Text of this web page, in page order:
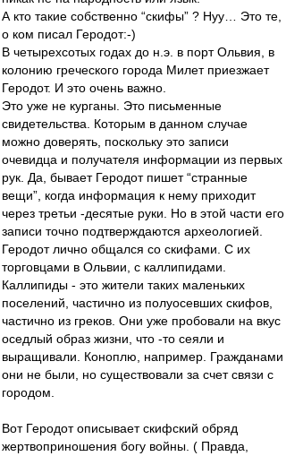
А кто такие собственно “скифы” ? Нуу… Это те,
о ком писал Геродот:-)
В четырехсотых годах до н.э. в порт Ольвия, в
колонию греческого города Милет приезжает
Геродот. И это очень важно.
Это уже не курганы. Это письменные
свидетельства. Которым в данном случае
можно доверять, поскольку это записи
очевидца и получателя информации из первых
рук. Да, бывает Геродот пишет “странные
вещи”, когда информация к нему приходит
через третьи -десятые руки. Но в этой части его
записи точно подтверждаются археологией.
Геродот лично общался со скифами. С их
торговцами в Ольвии, с каллипидами.
Каллипиды - это жители таких маленьких
поселений, частично из полуосевших скифов,
частично из греков. Они уже пробовали на вкус
оседлый образ жизни, что -то сеяли и
выращивали. Коноплю, например. Гражданами
они не были, но существовали за счет связи с
городом.
Вот Геродот описывает скифский обряд
жертвоприношения богу войны. ( Правда,